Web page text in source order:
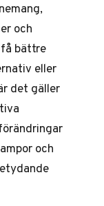
och
bättre
eller
det gäller
och